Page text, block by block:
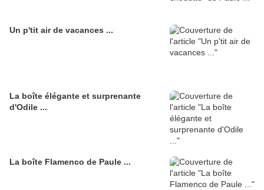
Un p'tit air de vacances ...
La boîte élégante et surprenante
d'Odile ...
La boîte Flamenco de Paule ...